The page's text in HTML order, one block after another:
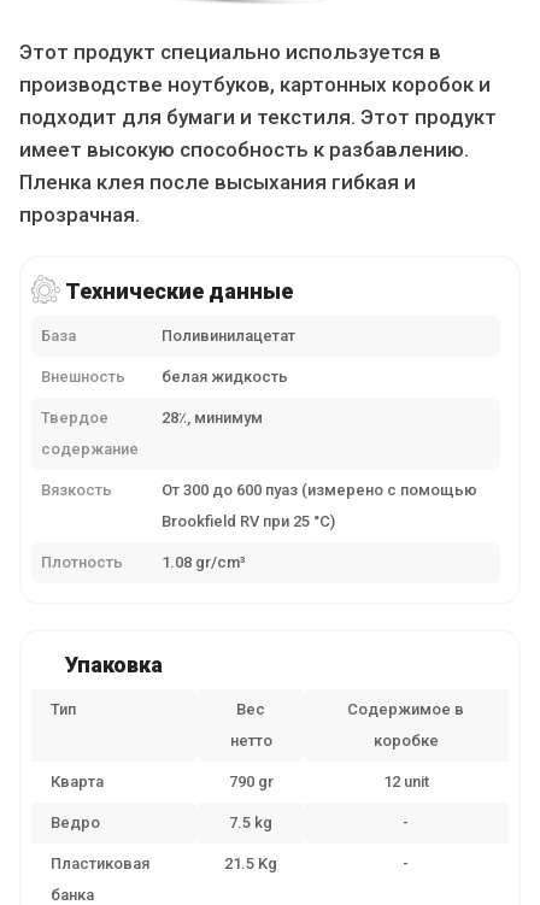
Этот продукт специально используется в
производстве ноутбуков, картонных коробок и
подходит для бумаги и текстиля. Этот продукт
имеет высокую способность к разбавлению.
Пленка клея после высыхания гибкая и
прозрачная.
Технические данные
База Поливинилацетат
Внешность белая жидкость
Твердое
содержание
28٪, минимум
Вязкость
От 300 до 600 пуаз (измерено с помощью
Brookfield RV при 25 °C)
Плотность 1.08 gr/cm³
Упаковка
Тип
Вес
нетто
Содержимое в
коробке
Кварта 790 gr 12 unit
Ведро 7.5 kg -
Пластиковая
банка
21.5 Kg -